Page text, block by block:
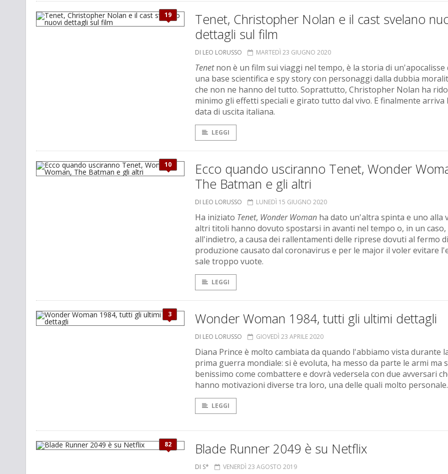
19
Tenet, Christopher Nolan e il cast svelano
dettagli sul film
DI LEO LORUSSO MARTEDÌ 23 GIUGNO 2020
Tenetnon è un film sui viaggi nel tempo, è la storia di un'apocalisse
una base scientifica e spy story con personaggi dalla dubbia
che non ne hanno del tutto. Soprattutto, Christopher Nolan ha
minimo gli effetti speciali e girato tutto dal vivo. E finalmente arriva
data di uscita italiana.
LEGGI
10
Ecco quando usciranno Tenet, Wonder
The Batman e gli altri
DI LEO LORUSSO LUNEDÌ 15 GIUGNO 2020
Ha iniziato Tenet, Wonder Woman ha dato un'altra spinta e uno alla
altri titoli hanno dovuto spostarsi in avanti nel tempo o, in un caso,
all'indietro, a causa dei rallentamenti delle riprese dovuti al fermo di
produzione causato dal coronavirus e per le major il voler evitare
sale troppo vuote.
LEGGI
3 Wonder Woman 1984, tutti gli ultimi dettagli
DI LEO LORUSSO GIOVEDÌ 23 APRILE 2020
Diana Prince è molto cambiata da quando l'abbiamo vista durante
prima guerra mondiale: si è evoluta, ha messo da parte le armi ma
benissimo come combattere e dovrà vedersela con due avversari
hanno motivazioni diverse tra loro, una delle quali molto personale.
LEGGI
82 Blade Runner 2049 è su Netflix
DI S* VENERDÌ 23 AGOSTO 2019